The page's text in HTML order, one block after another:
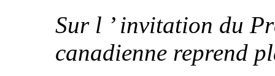
Sur l ’ invitation du
canadienne reprend